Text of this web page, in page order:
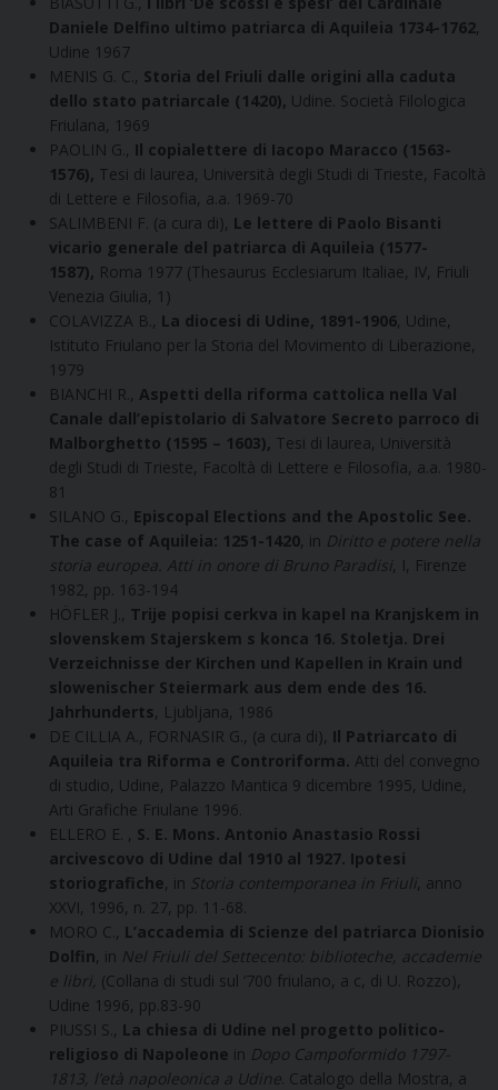
Daniele Delfino ultimo patriarca di Aquileia 1734-1762
Udine 1967
MENIS G. C., Storia del Friuli dalle origini alla caduta
dello stato patriarcale (1420), Udine. Società Filologica
Friulana, 1969
PAOLIN G., Il copialettere di Iacopo Maracco (1563-
1576), Tesi di laurea, Università degli Studi di Trieste, Facoltà
di Lettere e Filosofia, a.a. 1969-70
SALIMBENI F. (a cura di), Le lettere di Paolo Bisanti
vicario generale del patriarca di Aquileia (1577-
1587), Roma 1977 (Thesaurus Ecclesiarum Italiae, IV, Friuli
Venezia Giulia, 1)
COLAVIZZA B., La diocesi di Udine, 1891-1906 , Udine,
Istituto Friulano per la Storia del Movimento di Liberazione,
1979
BIANCHI R., Aspetti della riforma cattolica nella Val
Canale dall’epistolario di Salvatore Secreto parroco di
Malborghetto (1595 – 1603), Tesi di laurea, Università
degli Studi di Trieste, Facoltà di Lettere e Filosofia, a.a. 1980-
81
SILANO G., Episcopal Elections and the Apostolic See.
The case of Aquileia: 1251-1420 , in Diritto e potere nella
storia europea. Atti in onore di Bruno Paradisi , I, Firenze
1982, pp. 163-194
HÖFLER J., Trije popisi cerkva in kapel na Kranjskem in
slovenskem Stajerskem s konca 16. Stoletja. Drei
Verzeichnisse der Kirchen und Kapellen in Krain und
slowenischer Steiermark aus dem ende des 16.
Jahrhunderts , Ljubljana, 1986
DE CILLIA A., FORNASIR G., (a cura di), Il Patriarcato di
Aquileia tra Riforma e Controriforma. Atti del convegno
di studio, Udine, Palazzo Mantica 9 dicembre 1995, Udine,
Arti Grafiche Friulane 1996.
ELLERO E. , S. E. Mons. Antonio Anastasio Rossi
arcivescovo di Udine dal 1910 al 1927. Ipotesi
storiografiche , in Storia contemporanea in Friuli , anno
XXVI, 1996, n. 27, pp. 11-68.
MORO C.,
L’accademia di Scienze del patriarca Dionisio
Dolfin , in Nel Friuli del Settecento: biblioteche, accademie
e libri, (Collana di studi sul ‘700 friulano, a c, di U. Rozzo),
Udine 1996, pp.83-90
PIUSSI S., La chiesa di Udine nel progetto politico-
religioso di Napoleone in Dopo Campoformido 1797-
1813, l’età napoleonica a Udine . Catalogo della Mostra, a